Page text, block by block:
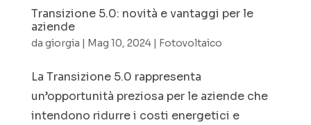
Transizione 5.0: novità e vantaggi per le
aziende
da giorgia | Mag 10, 2024| Fotovoltaico
La Transizione 5.0 rappresenta
un’opportunità preziosa per le aziende che
intendono ridurre i costi energetici e